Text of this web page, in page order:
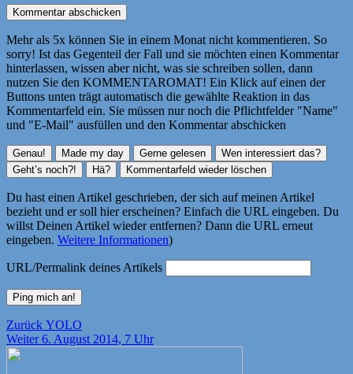
Mehr als 5x können Sie in einem Monat nicht kommentieren. So
sorry! Ist das Gegenteil der Fall und sie möchten einen Kommentar
hinterlassen, wissen aber nicht, was sie schreiben sollen, dann
nutzen Sie den KOMMENTAROMAT! Ein Klick auf einen der
Buttons unten trägt automatisch die gewählte Reaktion in das
Kommentarfeld ein. Sie müssen nur noch die Pflichtfelder "Name"
und "E-Mail" ausfüllen und den Kommentar abschicken
Du hast einen Artikel geschrieben, der sich auf meinen Artikel
bezieht und er soll hier erscheinen? Einfach die URL eingeben. Du
willst Deinen Artikel wieder entfernen? Dann die URL erneut
eingeben. Weitere Informationen)
URL/Permalink deines Artikels
Beitragsnavigation
Zurück Vorheriger
Beitrag:
YOLO
Weiter Nächster
6. August 2014, 7 Uhr